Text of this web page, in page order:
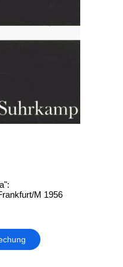
M 1956